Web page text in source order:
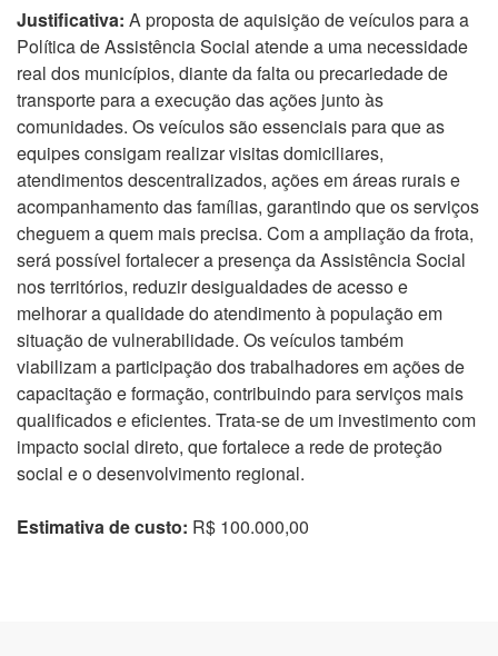
Justificativa: A proposta de aquisição de veículos para a
Política de Assistência Social atende a uma necessidade
real dos municípios, diante da falta ou precariedade de
transporte para a execução das ações junto às
comunidades. Os veículos são essenciais para que as
equipes consigam realizar visitas domiciliares,
atendimentos descentralizados, ações em áreas rurais e
acompanhamento das famílias, garantindo que os serviços
cheguem a quem mais precisa. Com a ampliação da frota,
será possível fortalecer a presença da Assistência Social
nos territórios, reduzir desigualdades de acesso e
melhorar a qualidade do atendimento à população em
situação de vulnerabilidade. Os veículos também
viabilizam a participação dos trabalhadores em ações de
capacitação e formação, contribuindo para serviços mais
qualificados e eficientes. Trata-se de um investimento com
impacto social direto, que fortalece a rede de proteção
social e o desenvolvimento regional.
Estimativa de custo: R$ 100.000,00